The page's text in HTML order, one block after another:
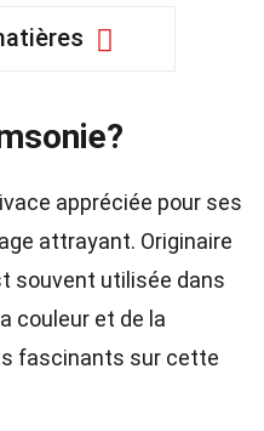
appréciée pour ses
attrayant. Originaire
souvent utilisée dans
couleur et de la
fascinants sur cette